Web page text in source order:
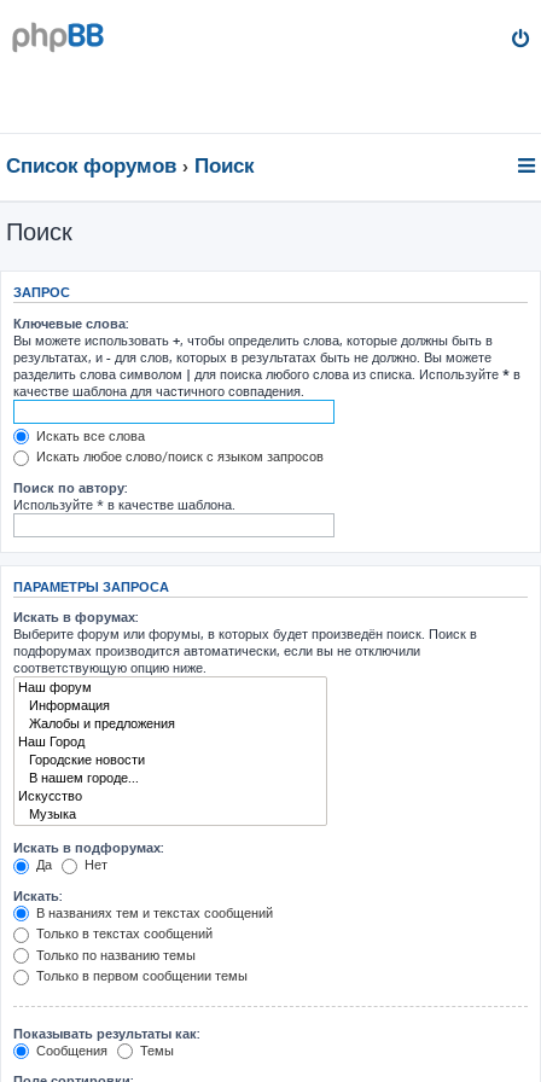
Список форумов Поиск
Поиск
ЗАПРОС
Ключевые слова:
Вы можете использовать +, чтобы определить слова, которые должны быть в
результатах, и - для слов, которых в результатах быть не должно. Вы можете
разделить слова символом | для поиска любого слова из списка. Используйте * в
качестве шаблона для частичного совпадения.
Искать все слова
Искать любое слово/поиск с языком запросов
Поиск по автору:
Используйте * в качестве шаблона.
ПАРАМЕТРЫ ЗАПРОСА
Искать в форумах:
Выберите форум или форумы, в которых будет произведён поиск. Поиск в
подфорумах производится автоматически, если вы не отключили
соответствующую опцию ниже.
Искать в подфорумах:
Да
Нет
Искать:
В названиях тем и текстах сообщений
Только в текстах сообщений
Только по названию темы
Только в первом сообщении темы
Показывать результаты как:
Сообщения
Темы